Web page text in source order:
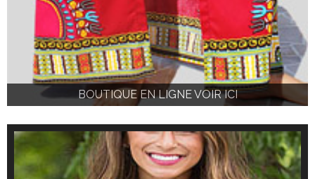
BOUTIQUE EN LIGNE VOIR ICI